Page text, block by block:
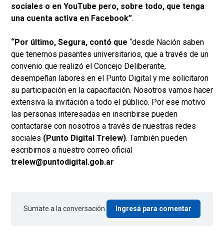
sociales o en YouTube pero, sobre todo, que tenga
una cuenta activa en Facebook”.
“Por último, Segura, contó que “desde Nación saben
que tenemos pasantes universitarios, que a través de un
convenio que realizó el Concejo Deliberante,
desempeñan labores en el Punto Digital y me solicitaron
su participación en la capacitación. Nosotros vamos hacer
extensiva la invitación a todo el público. Por ese motivo
las personas interesadas en inscribirse pueden
contactarse con nosotros a través de nuestras redes
sociales (Punto Digital Trelew). También pueden
escribirnos a nuestro correo oficial
trelew@puntodigital.gob.ar
Sumate a la conversación. Ingresá para comentar